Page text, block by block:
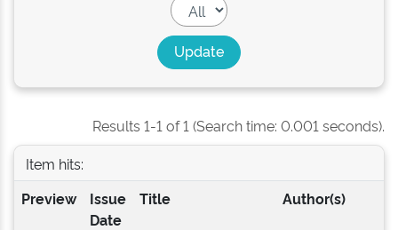
Results 1-1 of 1 (Search time: 0.001 seconds).
Item hits:
Preview
Issue
Date
Title Author(s)